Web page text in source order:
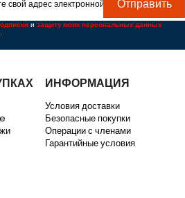
Отправить
изащиту моих персональных данных
ИНФОРМАЦИЯ
Условия доставки
Безопасные покупки
Операции с членами
Гарантийные условия